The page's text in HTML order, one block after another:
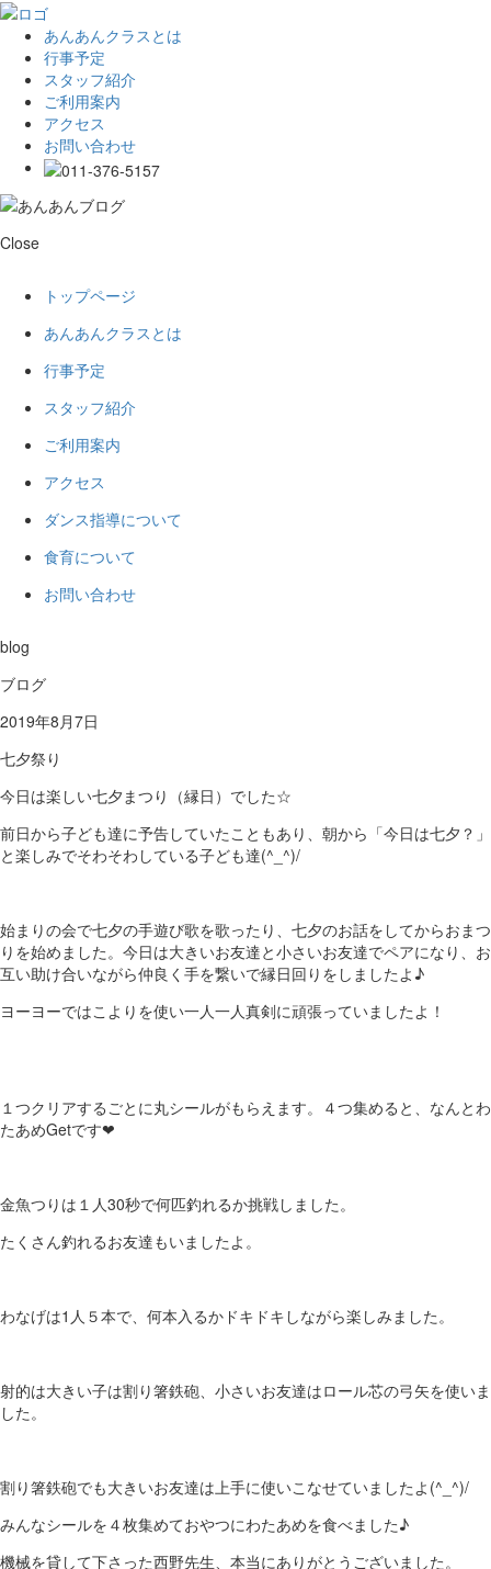
あんあんクラスとは
行事予定
スタッフ紹介
ご利用案内
アクセス
お問い合わせ
Close
トップページ
あんあんクラスとは
行事予定
スタッフ紹介
ご利用案内
アクセス
ダンス指導について
食育について
お問い合わせ
blog
ブログ
2019年8月7日
七夕祭り
今日は楽しい七夕まつり（縁日）でした☆
前日から子ども達に予告していたこともあり、朝から「今日は七夕？」
と楽しみでそわそわしている子ども達(^_^)/
始まりの会で七夕の手遊び歌を歌ったり、七夕のお話をしてからおまつ
りを始めました。今日は大きいお友達と小さいお友達でペアになり、お
互い助け合いながら仲良く手を繋いで縁日回りをしましたよ♪
ヨーヨーではこよりを使い一人一人真剣に頑張っていましたよ！
１つクリアするごとに丸シールがもらえます。４つ集めると、なんとわ
たあめGetです❤
金魚つりは１人30秒で何匹釣れるか挑戦しました。
たくさん釣れるお友達もいましたよ。
わなげは1人５本で、何本入るかドキドキしながら楽しみました。
射的は大きい子は割り箸鉄砲、小さいお友達はロール芯の弓矢を使いま
した。
割り箸鉄砲でも大きいお友達は上手に使いこなせていましたよ(^_^)/
みんなシールを４枚集めておやつにわたあめを食べました♪
機械を貸して下さった西野先生、本当にありがとうございました。